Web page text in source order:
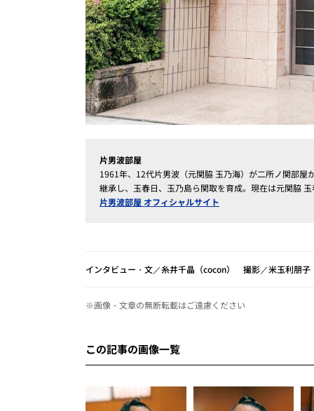
片男波部屋
1961年、12代片男波（元関脇 玉乃海）が二所ノ関部
継承し、玉春日、玉乃島ら関取を育成。現在は元関脇
片男波部屋 オフィシャルサイト
インタビュー・文／糸井千晶（cocon） 撮影／米玉利朋
※画像・文章の無断転載はご遠慮ください
この記事の画像一覧